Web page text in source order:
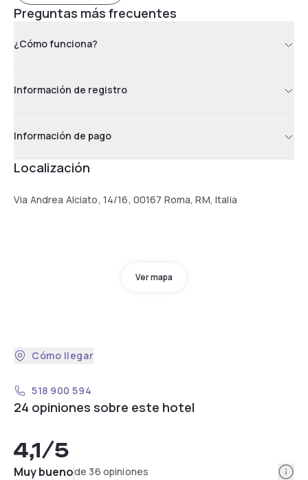
Preguntas más frecuentes
¿Cómo funciona?
Información de registro
Información de pago
Localización
Via Andrea Alciato, 14/16, 00167 Roma, RM, Italia
Ver mapa
Cómo llegar
518 900 594
24 opiniones sobre este hotel
4,1/5
Muy buenode 36 opiniones